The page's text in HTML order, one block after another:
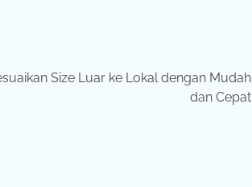
Size Luar ke Lokal dengan Mudah
dan Cepat